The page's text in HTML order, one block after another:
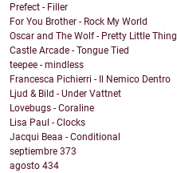
Prefect - Filler
For You Brother - Rock My World
Oscar and The Wolf - Pretty Little Thing
Castle Arcade - Tongue Tied
teepee - mindless
Francesca Pichierri - Il Nemico Dentro
Ljud & Bild - Under Vattnet
Lovebugs - Coraline
Lisa Paul - Clocks
Jacqui Beaa - Conditional
septiembre 373
agosto 434